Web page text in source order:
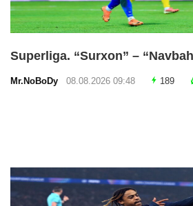
Superliga. “Surxon” –
Mr.NoBoDy 08.08.2026 09:48 189